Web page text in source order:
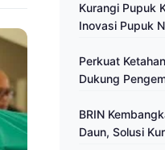
Kurangi Pupuk
Inovasi Pupuk
Perkuat
Dukung
BRIN
Daun, Solusi